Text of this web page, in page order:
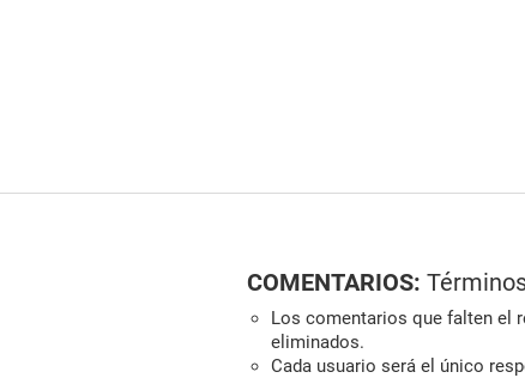
COMENTARIOS:
Los comentarios que falten el
eliminados.
Cada usuario será el único